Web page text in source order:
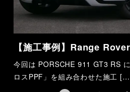
【施工事例】Range
今回は PORSCHE 911 GT3 RS
ロスPPF」を組み合わせた施工